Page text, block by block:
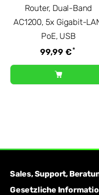
Router, Dual-Band
AC1200, 5x Gigabit-
PoE, USB
99,99 €*
Sales, Support,
Gesetzliche